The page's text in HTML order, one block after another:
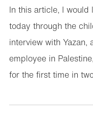
In this article, I
today through the
interview with Yazan,
employee in
for the first time in